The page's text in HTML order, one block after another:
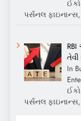
પર્સનલ
In
પર્સનલ